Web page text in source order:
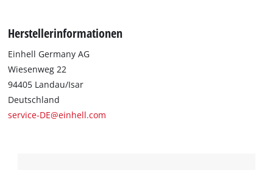
Herstellerinformationen
Einhell Germany AG
Wiesenweg 22
94405 Landau/Isar
Deutschland
service-DE@einhell.com